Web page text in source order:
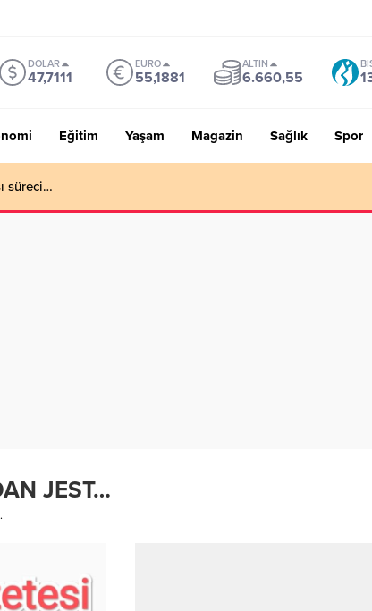
DOLAR
47,7111
EURO
55,1881
ALTIN
6.660,55
Eğitim Yaşam Magazin Sağlık Spor
süreci…
JEST…